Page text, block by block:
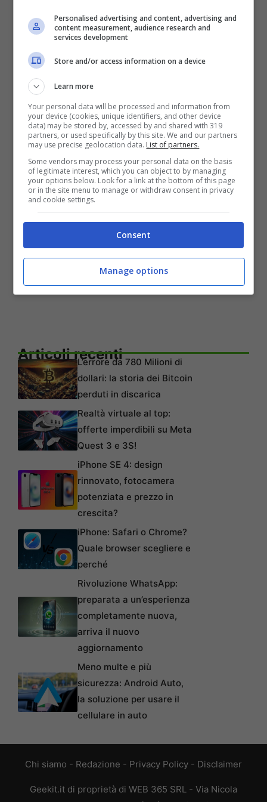
and service a 64-bit image from a 32-bit
host.
12. Make use of old Package Manager
scripts.
Quindi lo possiamo utilizzare per aggiungere
rimuovere software, driver e aggiornamenti,
abilitare o disabilitare caratteristiche windows
, applicare modifiche al fileunattend.xmlche
serve per una configurazione automatica di
installazione , preparare un win pe immagine ,
aggiornare windows a edizione successive .
Insomma questo tool ha infinite risorse
applicative è sicuramente di grande utilità.
Articoli recentiL’errore da 780 Milioni di
dollari: la storia dei Bitcoin
perduti in discarica
Realtà virtuale al top:
offerte imperdibili su Meta
Quest 3 e 3S!
iPhone SE 4: design
rinnovato, fotocamera
potenziata e prezzo in
crescita?
iPhone: Safari o Chrome?
Quale browser scegliere e
perché
Rivoluzione WhatsApp:
preparata a un’esperienza
completamente nuova,
arriva il nuovo
aggiornamento
Meno multe e più
sicurezza: Android Auto,
la soluzione per usare il
cellulare in auto
Chi siamo - Redazione - Privacy Policy - Disclaimer
Geekit.it di proprietà di WEB 365 SRL - Via Nicola
Personalised advertising and content, advertising and
content measurement, audience research and
services development
Store and/or access information on a device
Learn more
Your personal data will be processed and information from
your device (cookies, unique identifiers, and other device
data) may be stored by, accessed by and shared with 319
partners, or used specifically by this site. We and our partners
may use precise geolocation data. List of partners.
Some vendors may process your personal data on the basis
of legitimate interest, which you can object to by managing
your options below. Look for a link at the bottom of this page
or in the site menu to manage or withdraw consent in privacy
and cookie settings.
Consent
Manage options